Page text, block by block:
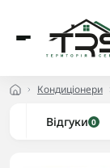
Кондиціонери
Відгуки 0